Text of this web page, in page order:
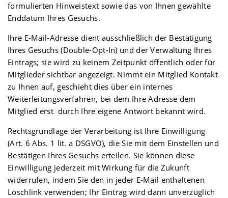
formulierten Hinweistext sowie das von Ihnen gewählte
Enddatum Ihres Gesuchs.
Ihre E-Mail-Adresse dient ausschließlich der Bestätigung
Ihres Gesuchs (Double-Opt-In) und der Verwaltung Ihres
Eintrags; sie wird zu keinem Zeitpunkt öffentlich oder für
Mitglieder sichtbar angezeigt. Nimmt ein Mitglied Kontakt
zu Ihnen auf, geschieht dies über ein internes
Weiterleitungsverfahren, bei dem Ihre Adresse dem
Mitglied erst durch Ihre eigene Antwort bekannt wird.
Rechtsgrundlage der Verarbeitung ist Ihre Einwilligung
(Art. 6 Abs. 1 lit. a DSGVO), die Sie mit dem Einstellen und
Bestätigen Ihres Gesuchs erteilen. Sie können diese
Einwilligung jederzeit mit Wirkung für die Zukunft
widerrufen, indem Sie den in jeder E-Mail enthaltenen
Löschlink verwenden; Ihr Eintrag wird dann unverzüglich